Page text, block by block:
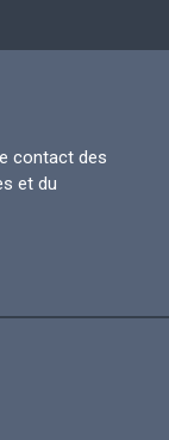
contact des
et du